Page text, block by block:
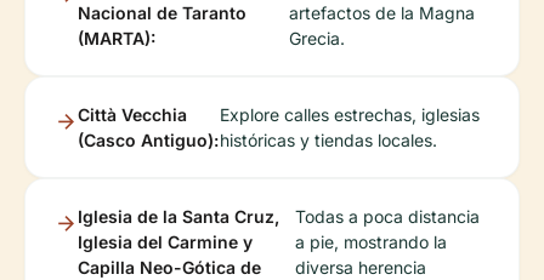
Nacional de Taranto
(MARTA):
artefactos de la Magna
Grecia.
Città Vecchia
(Casco Antiguo):
Explore calles estrechas, iglesias
históricas y tiendas locales.
Iglesia de la Santa Cruz,
Iglesia del Carmine y
Capilla Neo-Gótica de
Todas a poca distancia
a pie, mostrando la
diversa herencia